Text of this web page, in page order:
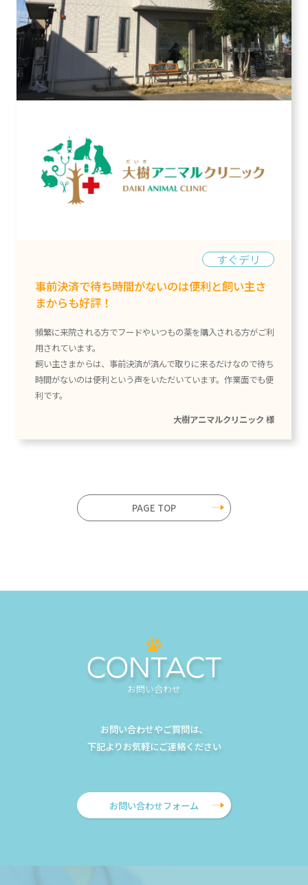
すぐデリ
事前決済で待ち時間がないのは便利と飼い主さ
まからも好評！
頻繁に来院される方でフードやいつもの薬を購入される方がご利
用されています。
飼い主さまからは、事前決済が済んで取りに来るだけなので待ち
時間がないのは便利という声をいただいています。作業面でも便
利です。
大樹アニマルクリニック 様
PAGE TOP
CONTACT
お問い合わせ
お問い合わせやご質問は、
下記よりお気軽にご連絡ください
お問い合わせフォーム